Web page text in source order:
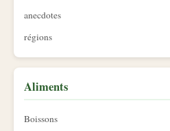
anecdotes
régions
Aliments
Boissons